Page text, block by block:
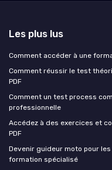
Les plus lus
Comment accéder à une
Comment réussir le test
PDF
Comment un test process
professionnelle
Accédez à des exercices et
PDF
Devenir guideur moto pour
formation spécialisé